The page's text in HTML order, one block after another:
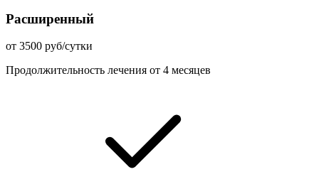
Расширенный
от 3500 руб/сутки
Продолжительность лечения от 4 месяцев